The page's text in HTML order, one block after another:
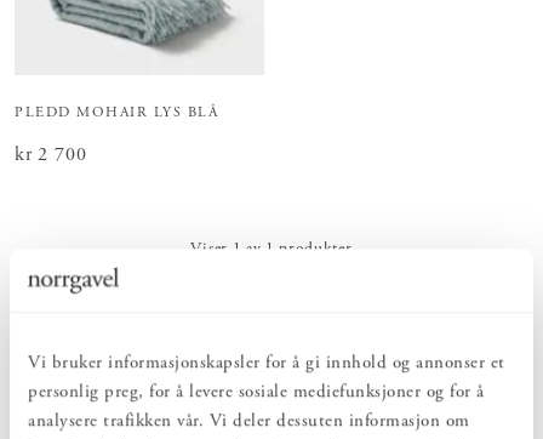
Vi bruker informasjonskapsler for å gi innhold og annonser et
personlig preg, for å levere sosiale mediefunksjoner og for å
analysere trafikken vår. Vi deler dessuten informasjon om
PLEDD MOHAIR LYS BLÅ
Pris :kr 2 700
kr 2 700
Viser 1 av 1 produkter
Hos oss finner du pledd i mange forskjellige modeller og
naturmaterialer. Materialer og tekstur varierer og fargene er alltid
klassiske og tidløse. Med et mykt og deilig pledd blir stuen eller
soveværelset bare enda koseligere.